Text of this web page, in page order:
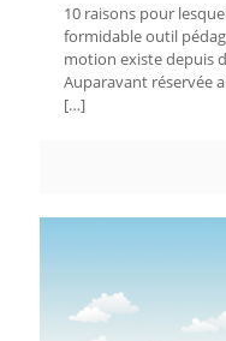
10 raisons pour
formidable outil
motion existe depuis
Auparavant réservée
[…]